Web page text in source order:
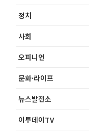
정치
사회
오피니언
문화·라이프
뉴스발전소
이투데이TV